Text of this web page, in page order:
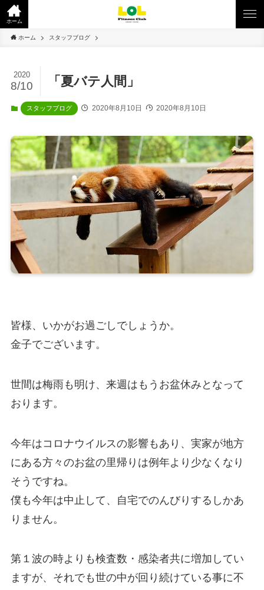
ホーム
ホーム スタッフブログ
「夏バテ人間」
2020
8/10
スタッフブログ 2020年8月10日 2020年8月10日
皆様、いかがお過ごしでしょうか。
金子でございます。
世間は梅雨も明け、来週はもうお盆休みとなって
おります。
今年はコロナウイルスの影響もあり、実家が地方
にある方々のお盆の里帰りは例年より少なくなり
そうですね。
僕も今年は中止して、自宅でのんびりするしかあ
りません。
第１波の時よりも検査数・感染者共に増加してい
ますが、それでも世の中が回り続けている事に不